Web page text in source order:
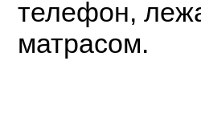
телефон,
матрасом.